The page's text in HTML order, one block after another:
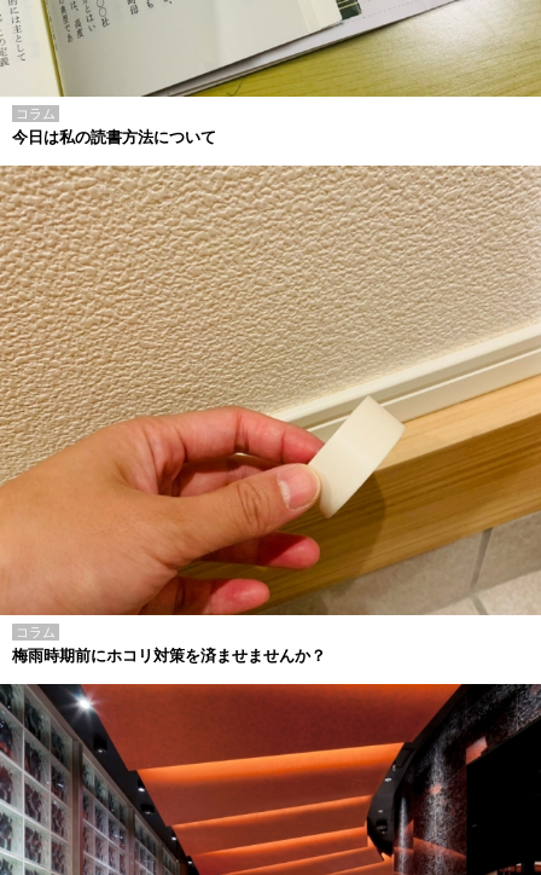
コラム
今日は私の読書方法について
コラム
梅雨時期前にホコリ対策を済ませませんか？